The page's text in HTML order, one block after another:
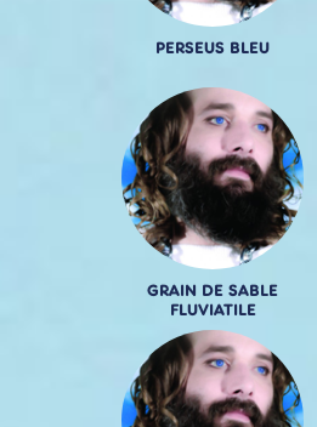
PERSEUS BLEU
GRAIN DE SABLE
FLUVIATILE